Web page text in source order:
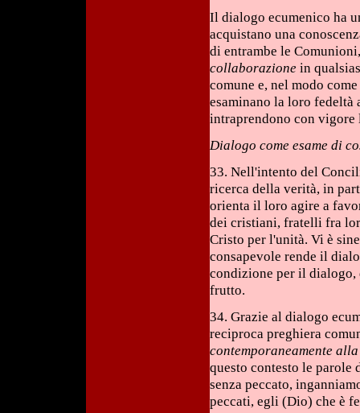
Il dialogo ecumenico ha
acquistano una
di entrambe le
collaborazione in
comune e, nel modo
esaminano la loro fedeltà
intraprendono con
Dialogo come esame di
33. Nell'intento del
ricerca della verità, in
orienta il loro agire a
dei cristiani, fratelli fra
Cristo per l'unità. Vi è
consapevole rende il
condizione per il dialogo,
frutto.
34. Grazie al dialogo
reciproca preghiera
contemporaneamente
questo contesto le parole
senza peccato,
peccati, egli (Dio) che è